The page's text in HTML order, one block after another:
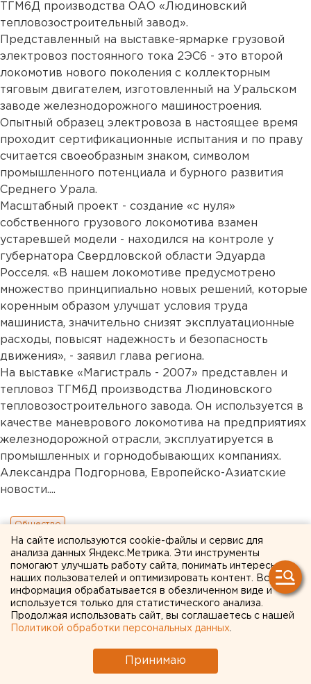
ТГМ6Д производства ОАО «Людиновский
тепловозостроительный завод».
Представленный на выставке-ярмарке грузовой
электровоз постоянного тока 2ЭС6 - это второй
локомотив нового поколения с коллекторным
тяговым двигателем, изготовленный на Уральском
заводе железнодорожного машиностроения.
Опытный образец электровоза в настоящее время
проходит сертификационные испытания и по праву
считается своеобразным знаком, символом
промышленного потенциала и бурного развития
Среднего Урала.
Масштабный проект - создание «с нуля»
собственного грузового локомотива взамен
устаревшей модели - находился на контроле у
губернатора Свердловской области Эдуарда
Росселя. «В нашем локомотиве предусмотрено
множество принципиально новых решений, которые
коренным образом улучшат условия труда
машиниста, значительно снизят эксплуатационные
расходы, повысят надежность и безопасность
движения», - заявил глава региона.
На выставке «Магистраль - 2007» представлен и
тепловоз ТГМ6Д производства Людиновского
тепловозостроительного завода. Он используется в
качестве маневрового локомотива на предприятиях
железнодорожной отрасли, эксплуатируется в
промышленных и горнодобывающих компаниях.
Александра Подгорнова, Европейско-Азиатские
новости....
Общество
На сайте используются cookie-файлы и сервис для
анализа данных Яндекс.Метрика. Эти инструменты
помогают улучшать работу сайта, понимать интересы
наших пользователей и оптимизировать контент. Вся
информация обрабатывается в обезличенном виде и
используется только для статистического анализа.
Продолжая использовать сайт, вы соглашаетесь с нашей
Политикой обработки персональных данных
Принимаю